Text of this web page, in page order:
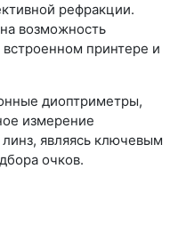
рефракции.
возможность
встроенном принтере и
диоптриметры,
измерение
являясь ключевым
очков.